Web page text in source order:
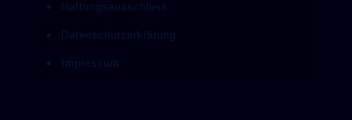
Haftungsausschluss
Datenschutzerklärung
Impressum